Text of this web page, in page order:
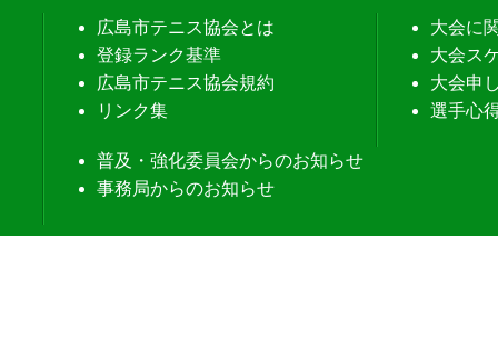
広島市テニス協会とは
登録ランク基準
広島市テニス協会規約
リンク集
大会に
大会ス
大会申
選手心
普及・強化委員会からのお知らせ
事務局からのお知らせ